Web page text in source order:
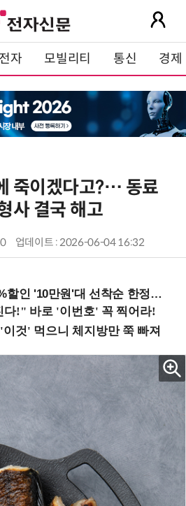
전자 모빌리티 통신 경제
죽이겠다고?… 동료
사 결국 해고
업데이트 : 2026-06-04 16:32
인 '10만원'대 선착순 한정판매!